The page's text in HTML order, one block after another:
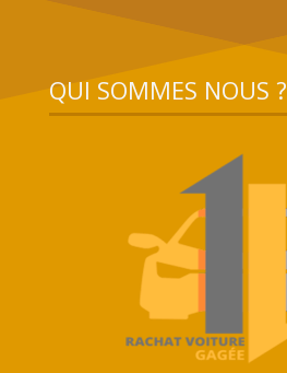
QUI SOMMES NOUS ?